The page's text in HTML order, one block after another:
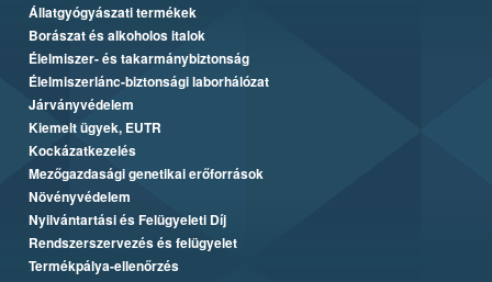
Állatgyógyászati termékek
Borászat és alkoholos italok
Élelmiszer- és takarmánybiztonság
Élelmiszerlánc-biztonsági laborhálózat
Járványvédelem
Kiemelt ügyek, EUTR
Kockázatkezelés
Mezőgazdasági genetikai erőforrások
Növényvédelem
Nyilvántartási és Felügyeleti Díj
Rendszerszervezés és felügyelet
Termékpálya-ellenőrzés